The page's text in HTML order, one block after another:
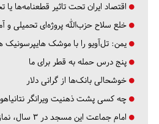
اقتصاد ایران تحت تاثیر قطعنامه‌ها یا
خلع سلاح حزب‌الله پروژه‌ای تحمیلی و
یمن: تل‌آویو را با موشک هایپرسونیک
پنج درس‌ حمله به قطر برای ما
خوشحالی بانک‌ها از گرانی دلار
چه کسی پشت ذهنیت ویرانگر نتانیاهو
امام جماعت این مسجد در ۳ سال، نمازگزاران را ۴ برابر کرد